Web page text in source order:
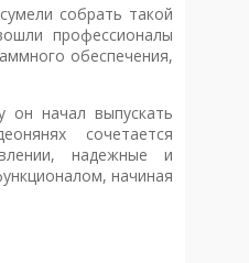
собрать такой
профессионалы
обеспечения,
он начал выпускать
сочетается
надежные и
начиная